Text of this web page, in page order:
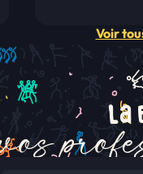
Voir
(ouvre
La